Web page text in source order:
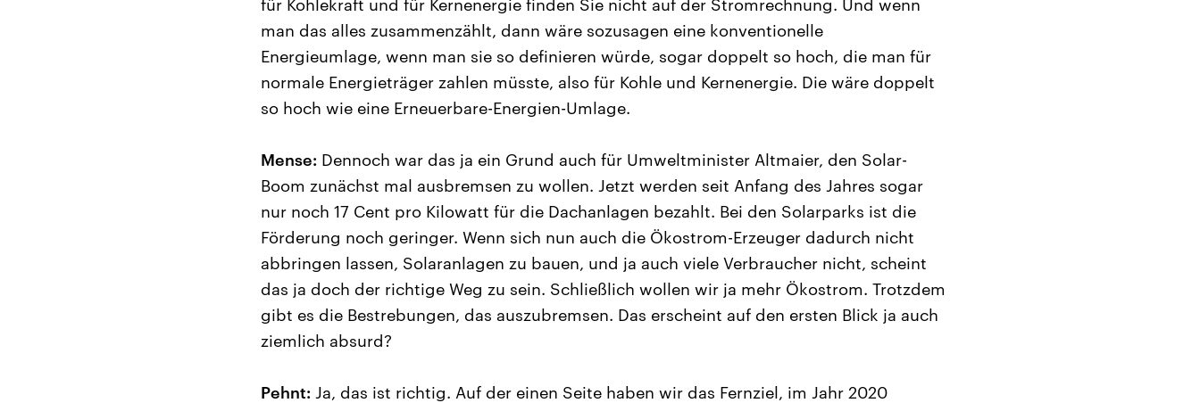
für Kohlekraft und für Kernenergie finden Sie nicht auf der Stromrechnung. Und wenn
man das alles zusammenzählt, dann wäre sozusagen eine konventionelle
Energieumlage, wenn man sie so definieren würde, sogar doppelt so hoch, die man für
normale Energieträger zahlen müsste, also für Kohle und Kernenergie. Die wäre doppelt
so hoch wie eine Erneuerbare-Energien-Umlage.
Mense: Dennoch war das ja ein Grund auch für Umweltminister Altmaier, den Solar-
Boom zunächst mal ausbremsen zu wollen. Jetzt werden seit Anfang des Jahres sogar
nur noch 17 Cent pro Kilowatt für die Dachanlagen bezahlt. Bei den Solarparks ist die
Förderung noch geringer. Wenn sich nun auch die Ökostrom-Erzeuger dadurch nicht
abbringen lassen, Solaranlagen zu bauen, und ja auch viele Verbraucher nicht, scheint
das ja doch der richtige Weg zu sein. Schließlich wollen wir ja mehr Ökostrom. Trotzdem
gibt es die Bestrebungen, das auszubremsen. Das erscheint auf den ersten Blick ja auch
ziemlich absurd?
Pehnt: Ja, das ist richtig. Auf der einen Seite haben wir das Fernziel, im Jahr 2020